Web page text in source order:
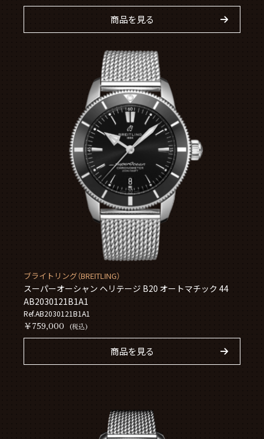
商品を見る
ブライトリング（BREITLING）
スーパーオーシャン ヘリテージ B20 オートマチック 44
AB2030121B1A1
Ref.AB2030121B1A1
￥759,000 (税込)
商品を見る